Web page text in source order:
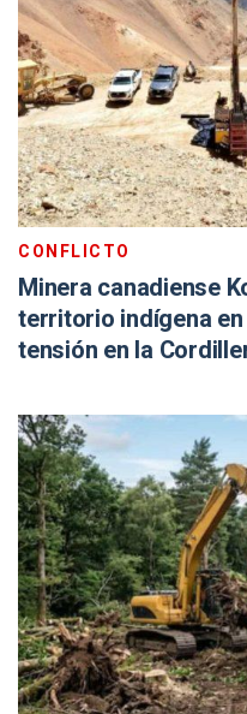
CONFLICTO
Minera canadiense
territorio indígena
tensión en la